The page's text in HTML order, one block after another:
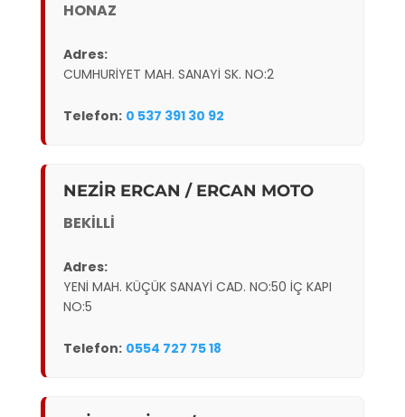
HONAZ
Adres:
CUMHURİYET MAH. SANAYİ SK. NO:2
Telefon: 0 537 391 30 92
NEZİR ERCAN / ERCAN MOTO
BEKİLLİ
Adres:
YENİ MAH. KÜÇÜK SANAYİ CAD. NO:50 İÇ KAPI
NO:5
Telefon: 0554 727 75 18